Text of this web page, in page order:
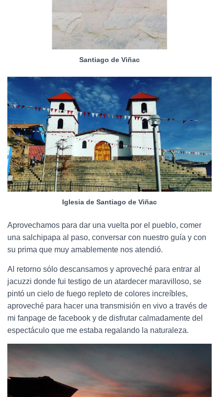
Santiago de Viñac
Iglesia de Santiago de Viñac
Aprovechamos para dar una vuelta por el pueblo, comer
una salchipapa al paso, conversar con nuestro guía y con
su prima que muy amablemente nos atendió.
Al retorno sólo descansamos y aproveché para entrar al
jacuzzi donde fui testigo de un atardecer maravilloso, se
pintó un cielo de fuego repleto de colores increíbles,
aproveché para hacer una transmisión en vivo a través de
mi fanpage de facebook y de disfrutar calmadamente del
espectáculo que me estaba regalando la naturaleza.